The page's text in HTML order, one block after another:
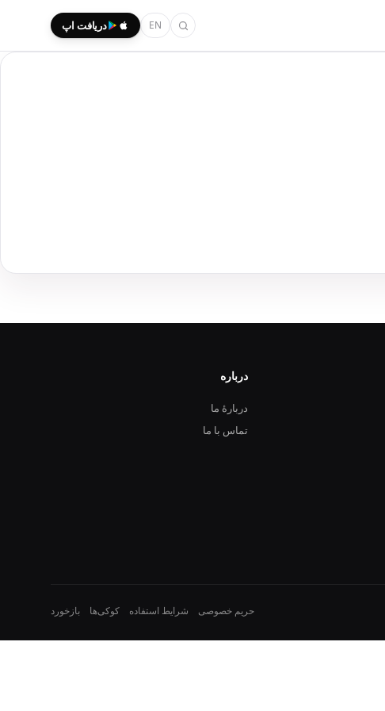
EN دریافت اپ
درباره
دربارهٔ ما
تماس با ما
حریم خصوصی شرایط استفاده کوکی‌ها بازخورد